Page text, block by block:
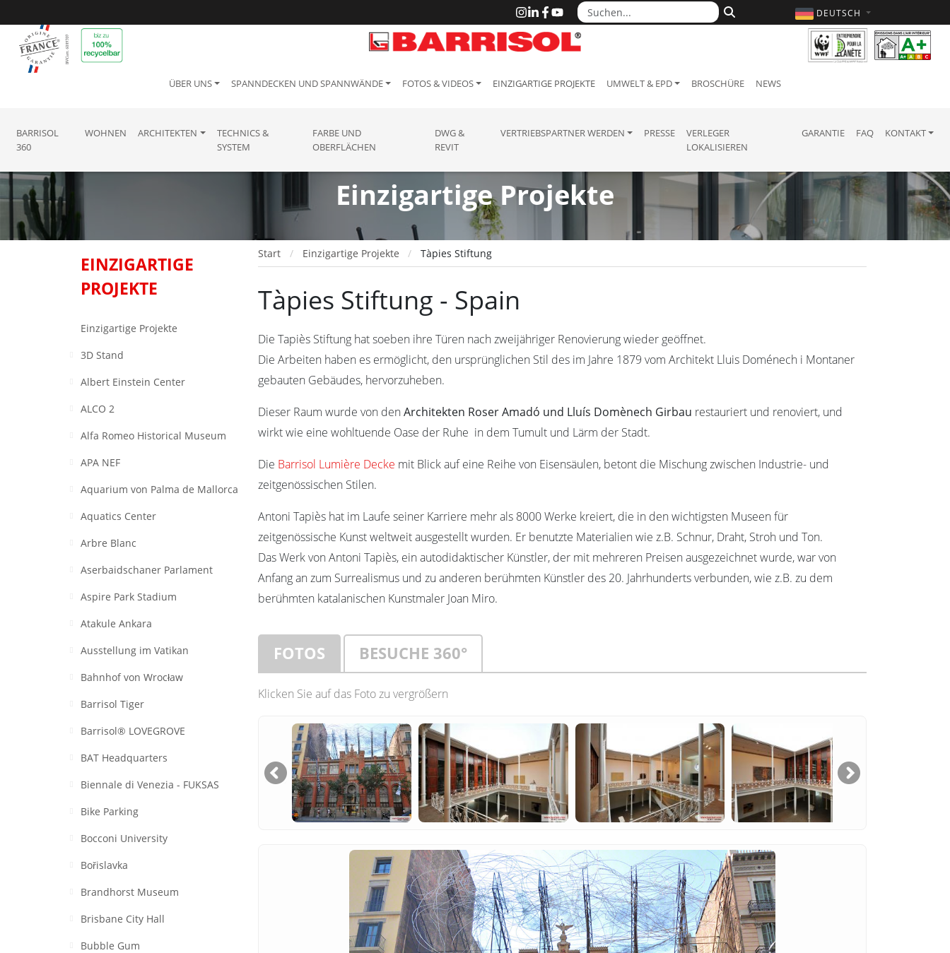
DEUTSCH
ÜBER UNS SPANNDECKEN UND SPANNWÄNDE FOTOS & VIDEOS EINZIGARTIGE PROJEKTE UMWELT & EPD BROSCHÜRE NEWS
BARRISOL
360
WOHNEN ARCHITEKTEN
TECHNICS &
SYSTEM
FARBE UND
OBERFLÄCHEN
DWG &
REVIT
VERTRIEBSPARTNER WERDEN PRESSE
VERLEGER
LOKALISIEREN
GARANTIE FAQ KONTAKT
Einzigartige Projekte
EINZIGARTIGE
PROJEKTE
Einzigartige Projekte
3D Stand
Albert Einstein Center
ALCO 2
Alfa Romeo Historical Museum
APA NEF
Aquarium von Palma de Mallorca
Aquatics Center
Arbre Blanc
Aserbaidschaner Parlament
Aspire Park Stadium
Atakule Ankara
Ausstellung im Vatikan
Bahnhof von Wrocław
Barrisol Tiger
Barrisol® LOVEGROVE
BAT Headquarters
Biennale di Venezia - FUKSAS
Bike Parking
Bocconi University
Bořislavka
Brandhorst Museum
Brisbane City Hall
Bubble Gum
Start Einzigartige Projekte Tàpies Stiftung
Tàpies Stiftung - Spain
Die Tapiès Stiftung hat soeben ihre Türen nach zweijähriger Renovierung wieder geöffnet.
Die Arbeiten haben es ermöglicht, den ursprünglichen Stil des im Jahre 1879 vom Architekt Lluis Doménech i Montaner
gebauten Gebäudes, hervorzuheben.
Dieser Raum wurde von denArchitekten Roser Amadó und Lluís Domènech Girbau restauriert und renoviert, und
wirkt wie eine wohltuende Oase der Ruhe in dem Tumult und Lärm der Stadt.
Die Barrisol Lumière Decke mit Blick auf eine Reihe von Eisensäulen, betont die Mischung zwischen Industrie- und
zeitgenössischen Stilen.
Antoni Tapiès hat im Laufe seiner Karriere mehr als 8000 Werke kreiert, die in den wichtigsten Museen für
zeitgenössische Kunst weltweit ausgestellt wurden. Er benutzte Materialien wie z.B. Schnur, Draht, Stroh und Ton.
Das Werk von Antoni Tapiès, ein autodidaktischer Künstler, der mit mehreren Preisen ausgezeichnet wurde, war von
Anfang an zum Surrealismus und zu anderen berühmten Künstler des 20. Jahrhunderts verbunden, wie z.B. zu dem
berühmten katalanischen Kunstmaler Joan Miro.
FOTOS BESUCHE 360°
Klicken Sie auf das Foto zu vergrößern